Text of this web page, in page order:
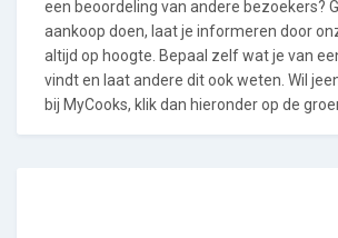
een beoordeling van andere bezoekers?
aankoop doen, laat je informeren door
altijd op hoogte. Bepaal zelf wat je van
vindt en laat andere dit ook weten. Wil
bij MyCooks, klik dan hieronder op de